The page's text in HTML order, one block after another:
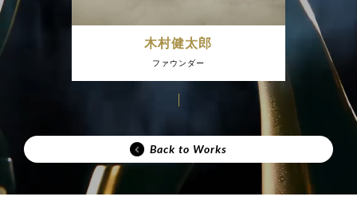
木村健太郎
ファウンダー
Back to Works